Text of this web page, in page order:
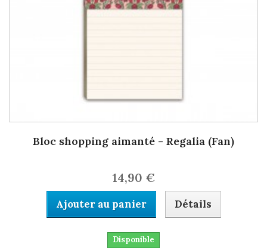
Bloc shopping aimanté - Regalia (Fan)
14,90 €
Ajouter au panier Détails
Disponible